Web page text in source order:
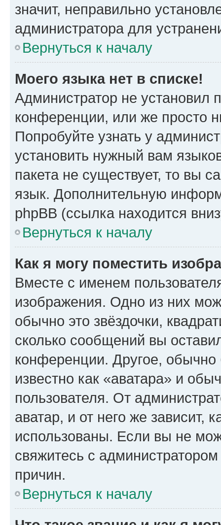
значит, неправильно
администратора для
Вернуться к началу
Моего языка нет в списке!
Администратор не установил
конференции, или же просто
Попробуйте узнать у
установить нужный вам
пакета не существует, то вы
язык. Дополнительную
phpBB (ссылка находится
Вернуться к началу
Как я могу поместить
Вместе с именем
изображения. Одно из них
обычно это звёздочки,
сколько сообщений вы
конференции. Другое,
известно как «аватара» и
пользователя. От
аватар, и от него же зависит,
использованы. Если вы не
свяжитесь с
причин.
Вернуться к началу